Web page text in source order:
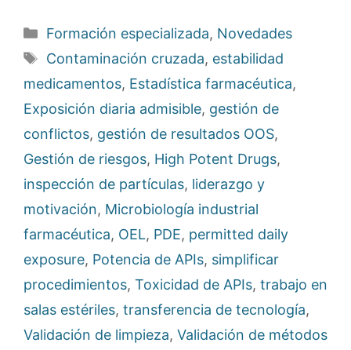
Categorías
Formación especializada, Novedades
Etiquetas
Contaminación cruzada, estabilidad
medicamentos, Estadística farmacéutica,
Exposición diaria admisible, gestión de
conflictos, gestión de resultados OOS,
Gestión de riesgos, High Potent Drugs,
inspección de partículas, liderazgo y
motivación, Microbiología industrial
farmacéutica, OEL, PDE, permitted daily
exposure, Potencia de APIs, simplificar
procedimientos, Toxicidad de APIs, trabajo en
salas estériles, transferencia de tecnología,
Validación de limpieza, Validación de métodos